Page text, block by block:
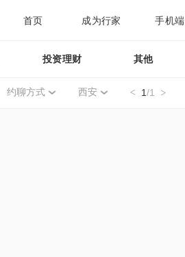
首页 成为行家 手机端
投资理财 其他
约聊方式 西安 1/1